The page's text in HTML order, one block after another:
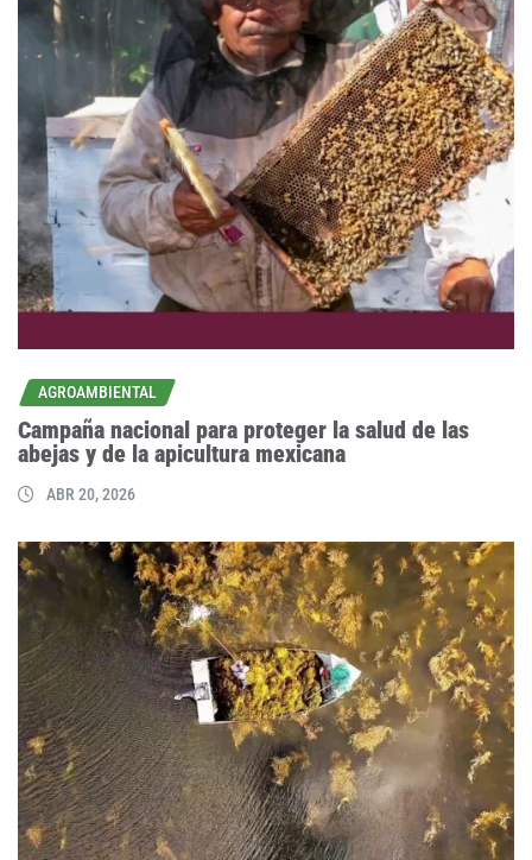
AGROAMBIENTAL
Campaña nacional para proteger la salud de las
abejas y de la apicultura mexicana
ABR 20, 2026